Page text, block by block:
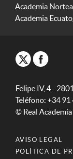
Academia
Academia
Felipe IV, 4 -
Teléfono: +34 91
© Real
AVISO LEGAL
POLÍTICA DE